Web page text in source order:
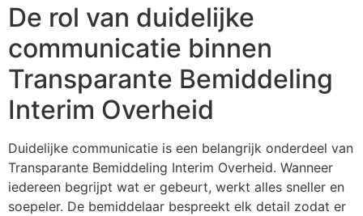
De rol van duidelijke
communicatie binnen
Transparante Bemiddeling
Interim Overheid
Duidelijke communicatie is een belangrijk onderdeel van
Transparante Bemiddeling Interim Overheid. Wanneer
iedereen begrijpt wat er gebeurt, werkt alles sneller en
soepeler. De bemiddelaar bespreekt elk detail zodat er